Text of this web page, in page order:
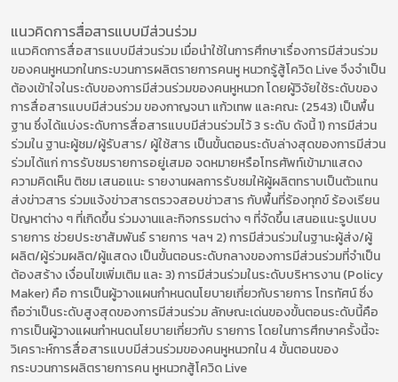
แนวคิดการสื่อสารแบบมีส่วนร่วม
แนวคิดการสื่อสารแบบมีส่วนร่วม เมื่อนำใช้ในการศึกษาเรื่องการมีส่วนร่วม
ของคนหูหนวกในกระบวนการผลิตรายการคนหู หนวกรู้สู้โควิด Live จึงจำเป็น
ต้องเข้าใจในระดับของการมีส่วนร่วมของคนหูหนวก โดยผู้วิจัยใช้ระดับของ
การสื่อสารแบบมีส่วนร่วม ของกาญจนา แก้วเทพ และคณะ (2543) เป็นพื้น
ฐาน ซึ่งได้แบ่งระดับการสื่อสารแบบมีส่วนร่วมไว้ 3 ระดับ ดังนี้ 1) การมีส่วน
ร่วมใน ฐานะผู้ชม/ผู้รับสาร/ ผู้ใช้สาร เป็นขั้นตอนระดับล่างสุดของการมีส่วน
ร่วมได้แก่ การรับชมรายการอยู่เสมอ จดหมายหรือโทรศัพท์เข้ามาแสดง
ความคิดเห็น ติชม เสนอแนะ รายงานผลการรับชมให้ผู้ผลิตทราบเป็นตัวแทน
ส่งข่าวสาร ร่วมแจ้งข่าวสารตรวจสอบข่าวสาร กับพื้นที่ร้องทุกข์ ร้องเรียน
ปัญหาต่าง ๆ ที่เกิดขึ้น ร่วมงานและกิจกรรมต่าง ๆ ที่จัดขึ้น เสนอแนะรูปแบบ
รายการ ช่วยประชาสัมพันธ์ รายการ ฯลฯ 2) การมีส่วนร่วมในฐานะผู้ส่ง/ผู้
ผลิต/ผู้ร่วมผลิต/ผู้แสดง เป็นขั้นตอนระดับกลางของการมีส่วนร่วมที่จำเป็น
ต้องสร้าง เงื่อนไขเพิ่มเติม และ 3) การมีส่วนร่วมในระดับบริหารงาน (Policy
Maker) คือ การเป็นผู้วางแผนกำหนดนโยบายเกี่ยวกับรายการ โทรทัศน์ ซึ่ง
ถือว่าเป็นระดับสูงสุดของการมีส่วนร่วม ลักษณะเด่นของขั้นตอนระดับนี้คือ
การเป็นผู้วางแผนกำหนดนโยบายเกี่ยวกับ รายการ โดยในการศึกษาครั้งนี้จะ
วิเคราะห์การสื่อสารแบบมีส่วนร่วมของคนหูหนวกใน 4 ขั้นตอนของ
กระบวนการผลิตรายการคน หูหนวกสู้โควิด Live